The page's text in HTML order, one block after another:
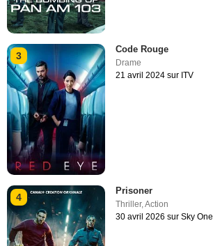
3
Code Rouge
Drame
21 avril 2024 sur ITV
4
Prisoner
Thriller,Action
30 avril 2026 sur Sky One